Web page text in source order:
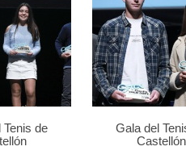
Tenis de
Gala del
Castellón